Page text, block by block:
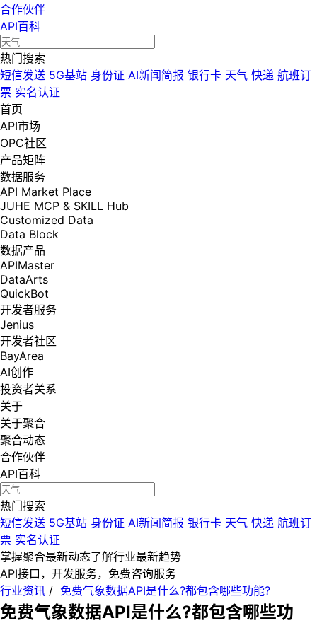
合作伙伴
API百科
热门搜索
短信发送 5G基站 身份证 AI新闻简报 银行卡 天气 快递 航班订
票 实名认证
首页
API市场
OPC社区
产品矩阵
数据服务
API Market Place
JUHE MCP & SKILL Hub
Customized Data
Data Block
数据产品
APIMaster
DataArts
QuickBot
开发者服务
Jenius
开发者社区
BayArea
AI创作
投资者关系
关于
关于聚合
聚合动态
合作伙伴
API百科
热门搜索
短信发送 5G基站 身份证 AI新闻简报 银行卡 天气 快递 航班订
票 实名认证
掌握聚合最新动态了解行业最新趋势
API接口，开发服务，免费咨询服务
行业资讯 / 免费气象数据API是什么?都包含哪些功能?
免费气象数据API是什么?都包含哪些功